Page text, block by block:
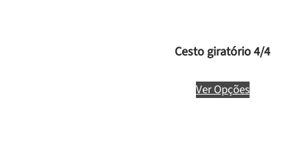
Cesto giratório 4/4
Ver Opções